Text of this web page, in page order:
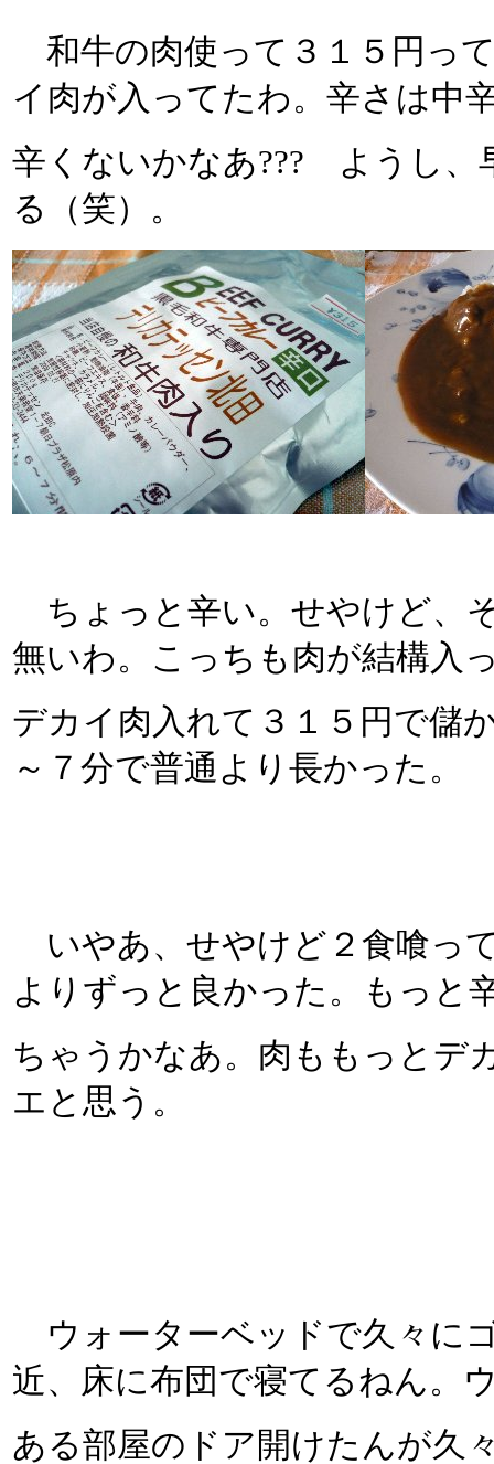
和牛の肉使って３１５円っ
イ肉が入ってたわ。辛さは中
辛くないかなあ??? ようし、
る（笑）。
ちょっと辛い。せやけど、
無いわ。こっちも肉が結構入
デカイ肉入れて３１５円で儲
～７分で普通より長かった。
いやあ、せやけど２食喰っ
よりずっと良かった。もっと
ちゃうかなあ。肉ももっとデ
エと思う。
ウォーターベッドで久々に
近、床に布団で寝てるねん。
ある部屋のドア開けたんが久